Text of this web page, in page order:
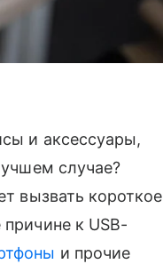
и аксессуары,
случае?
вызвать короткое
к USB-
и прочие